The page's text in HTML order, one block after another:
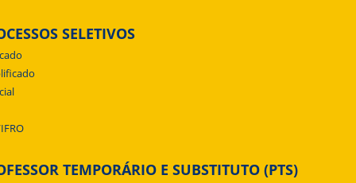
SELETIVOS
TEMPORÁRIO E SUBSTITUTO (PTS)